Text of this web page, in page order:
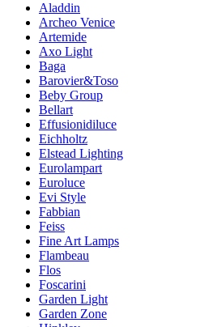
Aladdin
Archeo Venice
Artemide
Axo Light
Baga
Barovier&Toso
Beby Group
Bellart
Effusionidiluce
Eichholtz
Elstead Lighting
Eurolampart
Euroluce
Evi Style
Fabbian
Feiss
Fine Art Lamps
Flambeau
Flos
Foscarini
Garden Light
Garden Zone